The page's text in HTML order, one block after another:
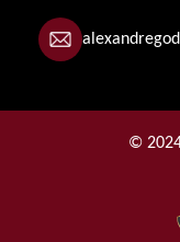
©